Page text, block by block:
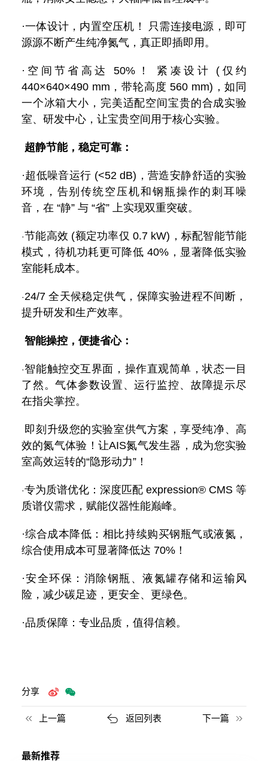
·一体设计，内置空压机！ 只需连接电源，即可
源源不断产生纯净氮气，真正即插即用。
· 空间节省高达 50%！ 紧凑设计 (仅约
440×640×490 mm，带轮高度 560 mm)，如同
一个冰箱大小，完美适配空间宝贵的合成实验
室、研发中心，让宝贵空间用于核心实验。
超静节能，稳定可靠：
·超低噪音运行 (<52 dB)，营造安静舒适的实验
环境，告别传统空压机和钢瓶操作的刺耳噪
音，在 “静” 与 “省” 上实现双重突破。
·节能高效 (额定功率仅 0.7 kW)，标配智能节能
模式，待机功耗更可降低 40%，显著降低实验
室能耗成本。
·24/7 全天候稳定供气，保障实验进程不间断，
提升研发和生产效率。
智能操控，便捷省心：
·智能触控交互界面，操作直观简单，状态一目
了然。气体参数设置、运行监控、故障提示尽
在指尖掌控。
即刻升级您的实验室供气方案，享受纯净、高
效的氮气体验！让AIS氮气发生器，成为您实验
室高效运转的“隐形动力”！
·专为质谱优化：深度匹配 expression® CMS 等
质谱仪需求，赋能仪器性能巅峰。
·综合成本降低：相比持续购买钢瓶气或液氮，
综合使用成本可显著降低达 70%！
·安全环保：消除钢瓶、液氮罐存储和运输风
险，减少碳足迹，更安全、更绿色。
·品质保障：专业品质，值得信赖。
分享
上一篇 返回列表 下一篇
最新推荐